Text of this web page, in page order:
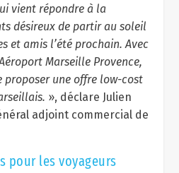
vient répondre à la
désireux de partir au soleil
et amis l’été prochain. Avec
Marseille Provence,
proposer une offre low-cost
», déclare Julien
adjoint commercial de
pour les voyageurs